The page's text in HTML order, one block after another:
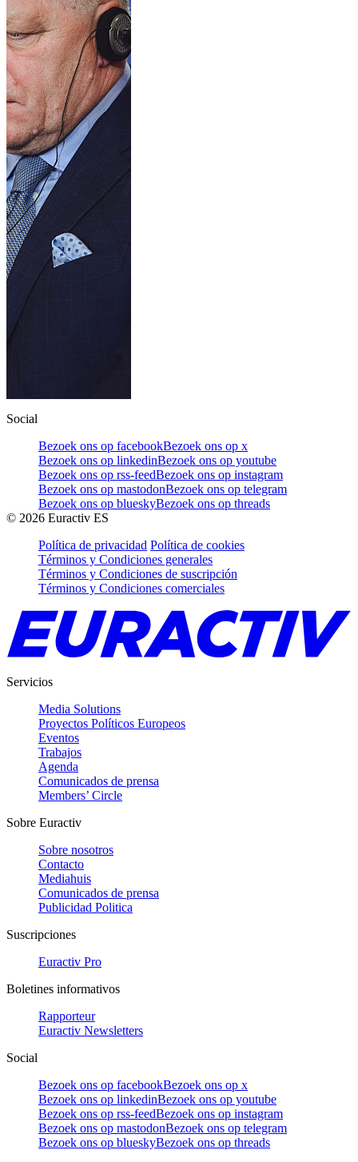
Social
Bezoek ons op facebookBezoek ons op x
Bezoek ons op linkedinBezoek ons op youtube
Bezoek ons op rss-feedBezoek ons op instagram
Bezoek ons op mastodonBezoek ons op telegram
Bezoek ons op blueskyBezoek ons op threads
© 2026 Euractiv ES
Política de privacidad Política de cookies
Términos y Condiciones generales
Términos y Condiciones de suscripción
Términos y Condiciones comerciales
Servicios
Media Solutions
Proyectos Políticos Europeos
Eventos
Trabajos
Agenda
Comunicados de prensa
Members’ Circle
Sobre Euractiv
Sobre nosotros
Contacto
Mediahuis
Comunicados de prensa
Publicidad Politica
Suscripciones
Euractiv Pro
Boletines informativos
Rapporteur
Euractiv Newsletters
Social
Bezoek ons op facebookBezoek ons op x
Bezoek ons op linkedinBezoek ons op youtube
Bezoek ons op rss-feedBezoek ons op instagram
Bezoek ons op mastodonBezoek ons op telegram
Bezoek ons op blueskyBezoek ons op threads